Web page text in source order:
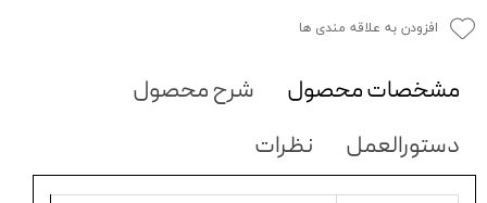
افزودن به علاقه مندی ها
مشخصات محصول
شرح محصول
دستورالعمل
نظرات